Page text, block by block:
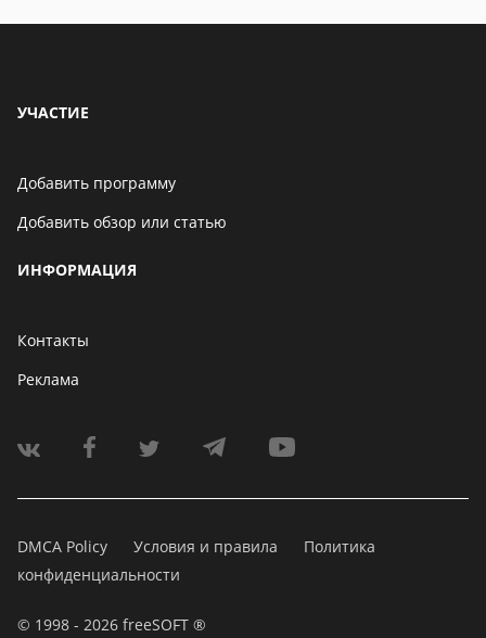
УЧАСТИЕ
Добавить программу
Добавить обзор или статью
ИНФОРМАЦИЯ
Контакты
Реклама
DMCA Policy Условия и правила
Политика
конфиденциальности
© 1998 - 2026 freeSOFT ®